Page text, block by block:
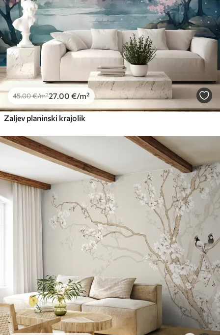
45.00€/m²27.00 €/m²
Zaljev planinski krajolik